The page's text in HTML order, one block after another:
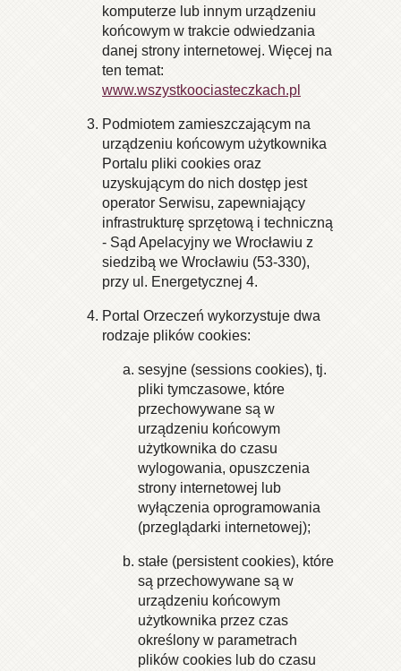
komputerze lub innym urządzeniu
końcowym w trakcie odwiedzania
danej strony internetowej. Więcej na
ten temat:
www.wszystkoociasteczkach.pl
Podmiotem zamieszczającym na
urządzeniu końcowym użytkownika
Portalu pliki cookies oraz
uzyskującym do nich dostęp jest
operator Serwisu, zapewniający
infrastrukturę sprzętową i techniczną
- Sąd Apelacyjny we Wrocławiu z
siedzibą we Wrocławiu (53-330),
przy ul. Energetycznej 4.
Portal Orzeczeń wykorzystuje dwa
rodzaje plików cookies:
sesyjne (sessions cookies), tj.
pliki tymczasowe, które
przechowywane są w
urządzeniu końcowym
użytkownika do czasu
wylogowania, opuszczenia
strony internetowej lub
wyłączenia oprogramowania
(przeglądarki internetowej);
stałe (persistent cookies), które
są przechowywane są w
urządzeniu końcowym
użytkownika przez czas
określony w parametrach
plików cookies lub do czasu